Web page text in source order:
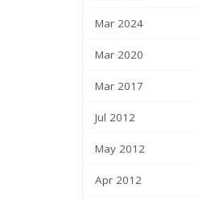
Mar 2024
Mar 2020
Mar 2017
Jul 2012
May 2012
Apr 2012